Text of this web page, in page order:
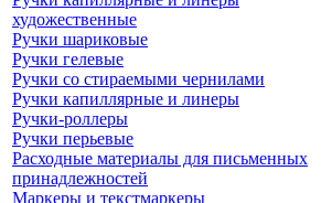
художественные
Ручки шариковые
Ручки гелевые
Ручки со стираемыми чернилами
Ручки капиллярные и линеры
Ручки-роллеры
Ручки перьевые
Расходные материалы для письменных
принадлежностей
Маркеры и текстмаркеры